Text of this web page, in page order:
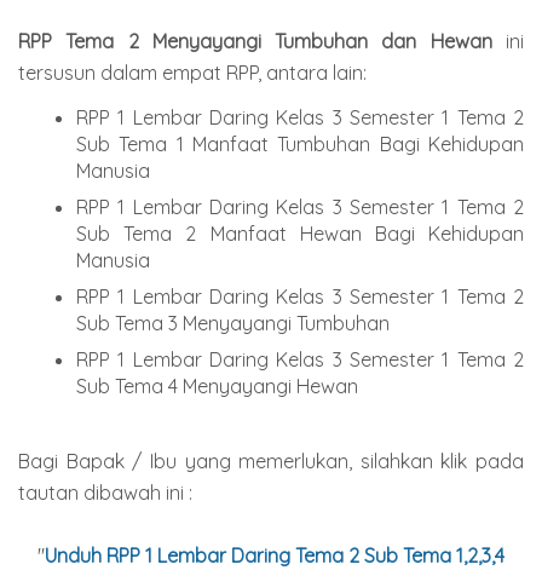
RPP Tema 2 Menyayangi Tumbuhan dan Hewanini
tersusun dalam empat RPP, antara lain:
RPP 1 Lembar Daring Kelas 3 Semester 1 Tema 2
Sub Tema 1 Manfaat Tumbuhan Bagi Kehidupan
Manusia
RPP 1 Lembar Daring Kelas 3 Semester 1 Tema 2
Sub Tema 2 Manfaat Hewan Bagi Kehidupan
Manusia
RPP 1 Lembar Daring Kelas 3 Semester 1 Tema 2
Sub Tema 3 Menyayangi Tumbuhan
RPP 1 Lembar Daring Kelas 3 Semester 1 Tema 2
Sub Tema 4 Menyayangi Hewan
Bagi Bapak / Ibu yang memerlukan, silahkan klik pada
tautan dibawah ini :
"Unduh RPP 1 Lembar Daring Tema 2 Sub Tema 1,2,3,4